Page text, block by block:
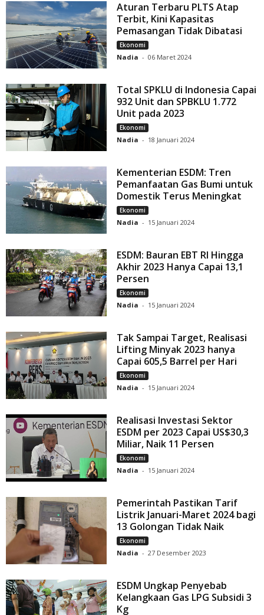
Aturan Terbaru PLTS Atap
Terbit, Kini Kapasitas
Pemasangan Tidak Dibatasi
Ekonomi
Nadia - 06 Maret 2024
Total SPKLU di Indonesia Capai
932 Unit dan SPBKLU 1.772
Unit pada 2023
Ekonomi
Nadia - 18 Januari 2024
Kementerian ESDM: Tren
Pemanfaatan Gas Bumi untuk
Domestik Terus Meningkat
Ekonomi
Nadia - 15 Januari 2024
ESDM: Bauran EBT RI Hingga
Akhir 2023 Hanya Capai 13,1
Persen
Ekonomi
Nadia - 15 Januari 2024
Tak Sampai Target, Realisasi
Lifting Minyak 2023 hanya
Capai 605,5 Barrel per Hari
Ekonomi
Nadia - 15 Januari 2024
Realisasi Investasi Sektor
ESDM per 2023 Capai US$30,3
Miliar, Naik 11 Persen
Ekonomi
Nadia - 15 Januari 2024
Pemerintah Pastikan Tarif
Listrik Januari-Maret 2024 bagi
13 Golongan Tidak Naik
Ekonomi
Nadia - 27 Desember 2023
ESDM Ungkap Penyebab
Kelangkaan Gas LPG Subsidi 3
Kg